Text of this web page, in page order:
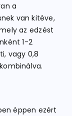
a
van kitéve,
az edzést
1-2
vagy 0,8
éppen ezért